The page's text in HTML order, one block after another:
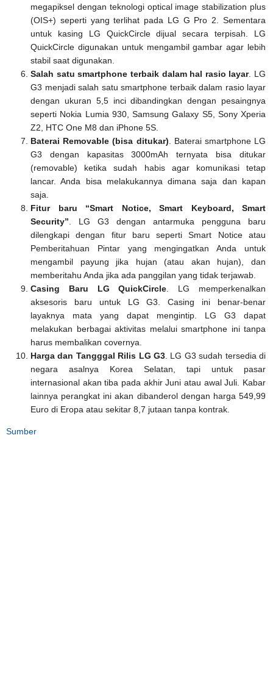
megapiksel dengan teknologi optical image stabilization plus
(OIS+) seperti yang terlihat pada LG G Pro 2. Sementara
untuk kasing LG QuickCircle dijual secara terpisah. LG
QuickCircle digunakan untuk mengambil gambar agar lebih
stabil saat digunakan.
Salah satu smartphone terbaik dalam hal rasio layar. LG
G3 menjadi salah satu smartphone terbaik dalam rasio layar
dengan ukuran 5,5 inci dibandingkan dengan pesaingnya
seperti Nokia Lumia 930, Samsung Galaxy S5, Sony Xperia
Z2, HTC One M8 dan iPhone 5S.
Baterai Removable (bisa ditukar) . Baterai smartphone LG
G3 dengan kapasitas 3000mAh ternyata bisa ditukar
(removable) ketika sudah habis agar komunikasi tetap
lancar. Anda bisa melakukannya dimana saja dan kapan
saja.
Fitur baru “Smart Notice, Smart Keyboard, Smart
Security” . LG G3 dengan antarmuka pengguna baru
dilengkapi dengan fitur baru seperti Smart Notice atau
Pemberitahuan Pintar yang mengingatkan Anda untuk
mengambil payung jika hujan (atau akan hujan), dan
memberitahu Anda jika ada panggilan yang tidak terjawab.
Casing Baru LG QuickCircle . LG memperkenalkan
aksesoris baru untuk LG G3. Casing ini benar-benar
layaknya mata yang dapat mengintip. LG G3 dapat
melakukan berbagai aktivitas melalui smartphone ini tanpa
harus membalikan covernya.
Harga dan Tangggal Rilis LG G3 . LG G3 sudah tersedia di
negara asalnya Korea Selatan, tapi untuk pasar
internasional akan tiba pada akhir Juni atau awal Juli. Kabar
lainnya perangkat ini akan dibanderol dengan harga 549,99
Euro di Eropa atau sekitar 8,7 jutaan tanpa kontrak.
Sumber